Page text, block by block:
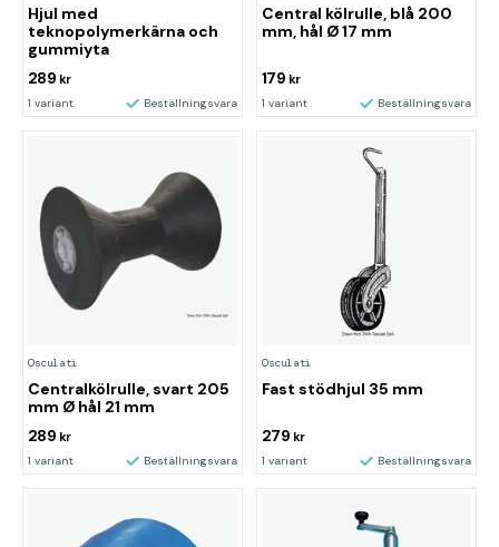
Hjul med
teknopolymerkärna och
gummiyta
289 kr
1 variant Beställningsvara
Central kölrulle, blå 200
mm, hål Ø 17 mm
179 kr
1 variant Beställningsvara
Osculati
Centralkölrulle, svart 205
mm Ø hål 21 mm
289 kr
1 variant Beställningsvara
Osculati
Fast stödhjul 35 mm
279 kr
1 variant Beställningsvara